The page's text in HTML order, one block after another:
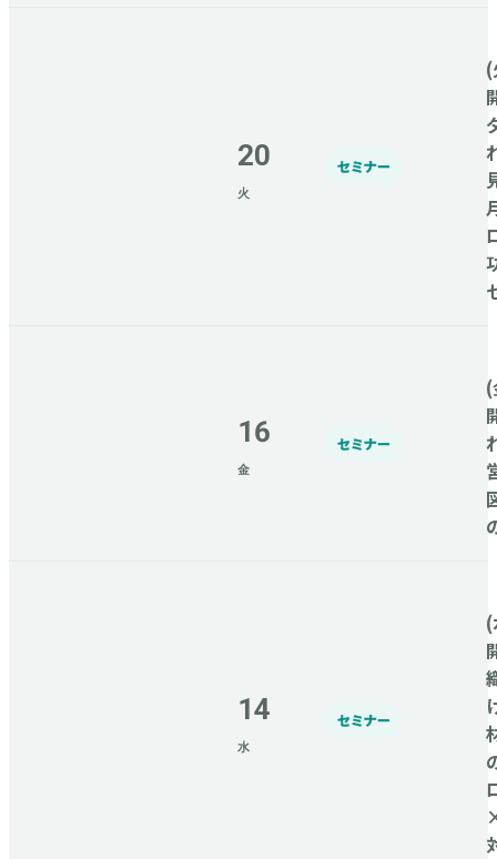
20
火
セミナー
16
金
セミナー
14
水
セミナー